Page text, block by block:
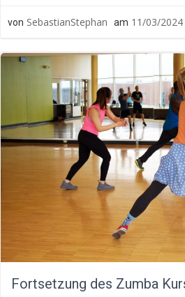
von SebastianStephan am 11/03/2024
Fortsetzung des Zumba